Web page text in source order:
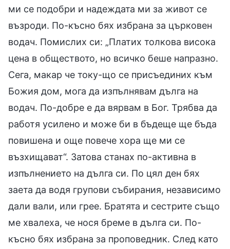
ми се подобри и надеждата ми за живот се
възроди. По-късно бях избрана за църковен
водач. Помислих си: „Платих толкова висока
цена в обществото, но всичко беше напразно.
Сега, макар че току-що се присъединих към
Божия дом, мога да изпълнявам дълга на
водач. По-добре е да вярвам в Бог. Трябва да
работя усилено и може би в бъдеще ще бъда
повишена и още повече хора ще ми се
възхищават“. Затова станах по-активна в
изпълнението на дълга си. По цял ден бях
заета да водя групови събирания, независимо
дали вали, или грее. Братята и сестрите също
ме хвалеха, че нося бреме в дълга си. По-
късно бях избрана за проповедник. След като